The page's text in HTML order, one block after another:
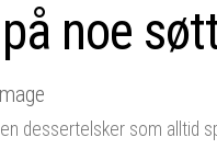
noe
dessertelsker som alltid